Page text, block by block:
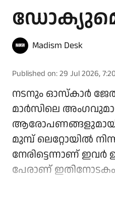
Madism Desk
Published on:29 Jul 2026,
നടനും ഓസ്കാർ
മാർസിലെ
ആരോപണങ്ങളുമായി
മുമ്പ് ലെറ്റോയിൽ
നേരിട്ടെന്നാണ്
പേരാണ്